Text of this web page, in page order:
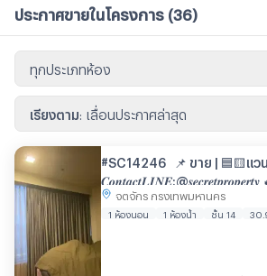
ประกาศขายในโครงการ (36)
ทุกประเภทห้อง
เรียงตาม เลื่อนประกาศล่าสุด
#SC14246 📌 ขาย | 🟦🟨แว
𝑪𝒐𝒏𝒕𝒂𝒄𝒕𝑳𝑰𝑵𝑬:@𝒔𝒆𝒄𝒓𝒆𝒕𝒑𝒓𝒐𝒑𝒆𝒓𝒕𝒚
จตุจักร กรุงเทพมหานคร
1 ห้องนอน 1 ห้องน้ำ ชั้น 14